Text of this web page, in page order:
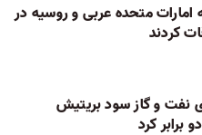
امارات متحده عربی و روسیه در
کردند
نفت و گاز سود بریتیش
برابر کرد